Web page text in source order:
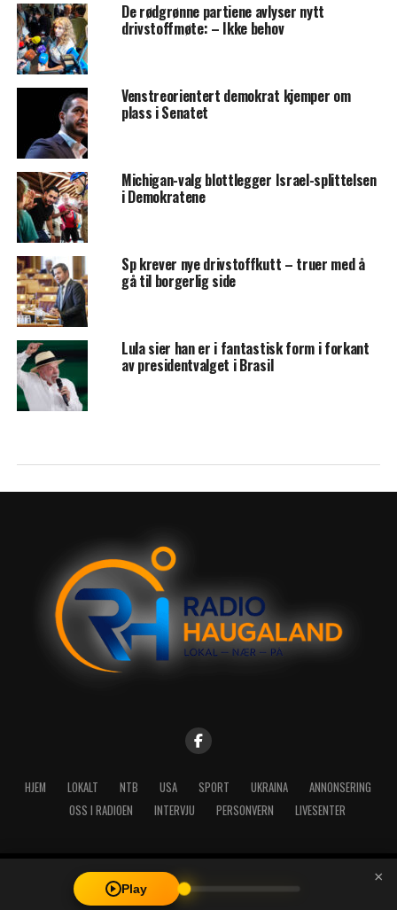
De rødgrønne partiene avlyser nytt
drivstoffmøte: – Ikke behov
Venstreorientert demokrat kjemper om
plass i Senatet
Michigan-valg blottlegger Israel-splittelsen
i Demokratene
Sp krever nye drivstoffkutt – truer med å
gå til borgerlig side
Lula sier han er i fantastisk form i forkant
av presidentvalget i Brasil
HJEM LOKALT NTB USA SPORT UKRAINA
ANNONSERING
OSS I RADIOEN
INTERVJU PERSONVERN LIVESENTER
Copyright © 2026 A-Media AS | Radio Haugaland - Haraldsgata 114,
5527 Haugesund - Mail: post@radioh.no - Telefon: 52717273
Play
×